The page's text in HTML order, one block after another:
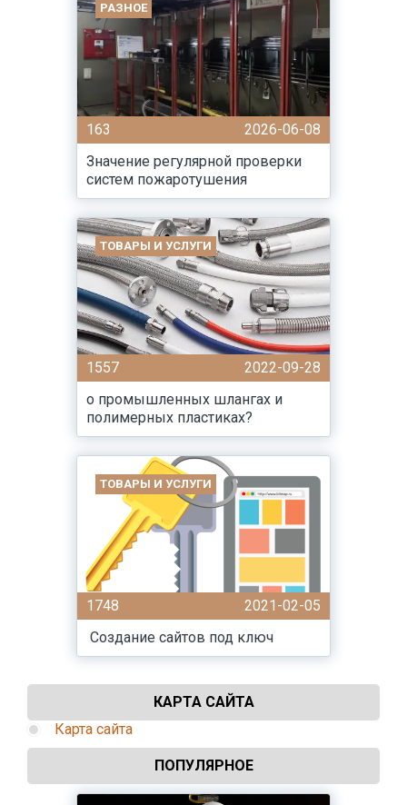
РАЗНОЕ
163
2026-06-08
Значение регулярной проверки
систем пожаротушения
ТОВАРЫ И УСЛУГИ
1557
2022-09-28
о промышленных шлангах и
полимерных пластиках?
ТОВАРЫ И УСЛУГИ
1748
2021-02-05
Создание сайтов под ключ
КАРТА САЙТА
Карта сайта
ПОПУЛЯРНОЕ